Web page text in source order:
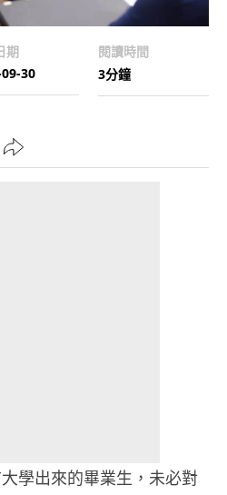
期
30
閱讀時間
3分鐘
學出來的畢業生，未必對